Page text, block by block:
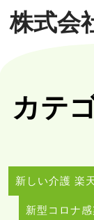
株式会
カテ
新しい介護 楽
新型コロナ